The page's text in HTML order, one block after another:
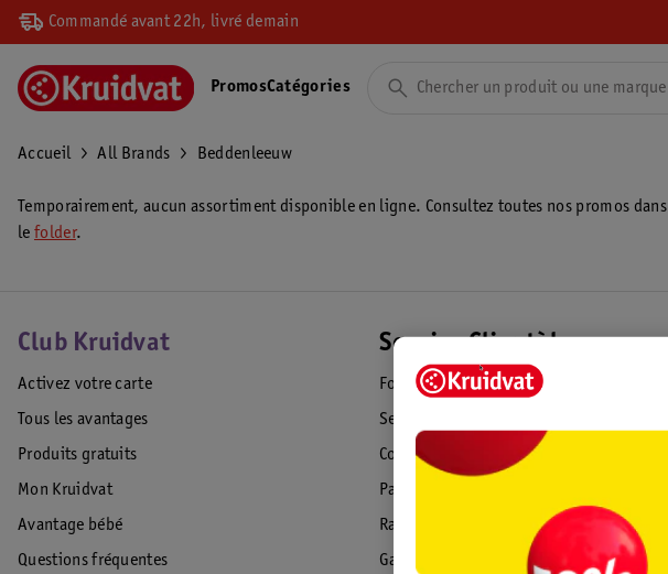
Commandé avant 22h, livré demain
PromosCatégories
Accueil All Brands Beddenleeuw
Temporairement, aucun assortiment disponible en ligne. Consultez toutes nos promos dans
le folder.
Club Kruidvat
Activez votre carte
Tous les avantages
Produits gratuits
Mon Kruidvat
Avantage bébé
Questions fréquentes
Service Clientèle
Foire aux questions
Service Clientèle
Commande & Livraison
Paiement
Rappel & Retour
Garantie